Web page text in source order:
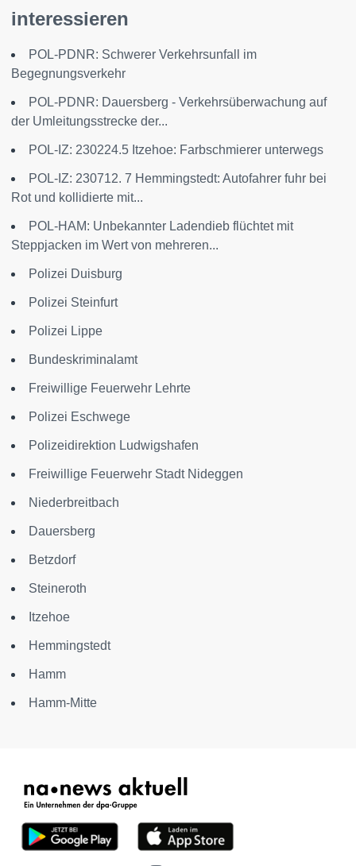
interessieren
POL-PDNR: Schwerer Verkehrsunfall im
Begegnungsverkehr
POL-PDNR: Dauersberg - Verkehrsüberwachung auf
der Umleitungsstrecke der...
POL-IZ: 230224.5 Itzehoe: Farbschmierer unterwegs
POL-IZ: 230712. 7 Hemmingstedt: Autofahrer fuhr bei
Rot und kollidierte mit...
POL-HAM: Unbekannter Ladendieb flüchtet mit
Steppjacken im Wert von mehreren...
Polizei Duisburg
Polizei Steinfurt
Polizei Lippe
Bundeskriminalamt
Freiwillige Feuerwehr Lehrte
Polizei Eschwege
Polizeidirektion Ludwigshafen
Freiwillige Feuerwehr Stadt Nideggen
Niederbreitbach
Dauersberg
Betzdorf
Steineroth
Itzehoe
Hemmingstedt
Hamm
Hamm-Mitte